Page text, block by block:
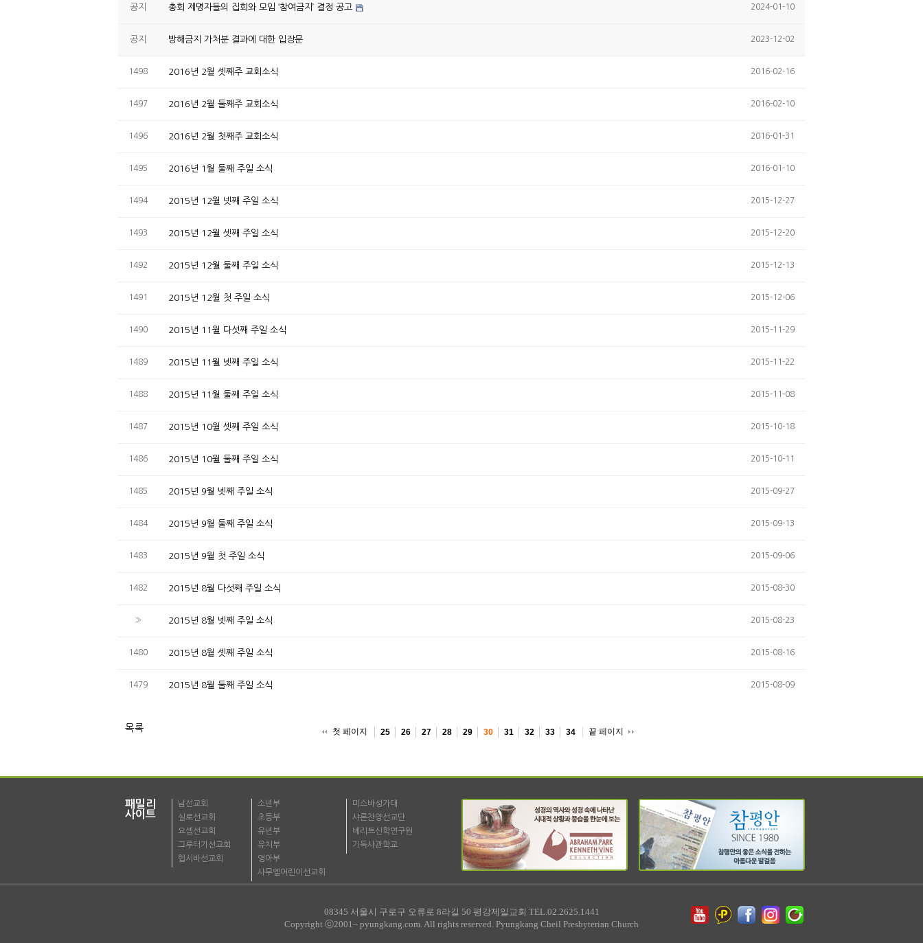
공지 총회 제명자들의 집회와 모임 ‘참여금지’ 결정 공고 2024-01-10
공지 방해금지 가처분 결과에 대한 입장문 2023-12-02
1498 2016년 2월 셋째주 교회소식 2016-02-16
1497 2016년 2월 둘째주 교회소식 2016-02-10
1496 2016년 2월 첫째주 교회소식 2016-01-31
1495 2016년 1월 둘째 주일 소식 2016-01-10
1494 2015년 12월 넷째 주일 소식 2015-12-27
1493 2015년 12월 셋째 주일 소식 2015-12-20
1492 2015년 12월 둘째 주일 소식 2015-12-13
1491 2015년 12월 첫 주일 소식 2015-12-06
1490 2015년 11월 다섯째 주일 소식 2015-11-29
1489 2015년 11월 넷째 주일 소식 2015-11-22
1488 2015년 11월 둘째 주일 소식 2015-11-08
1487 2015년 10월 셋째 주일 소식 2015-10-18
1486 2015년 10월 둘째 주일 소식 2015-10-11
1485 2015년 9월 넷째 주일 소식 2015-09-27
1484 2015년 9월 둘째 주일 소식 2015-09-13
1483 2015년 9월 첫 주일 소식 2015-09-06
1482 2015년 8월 다섯째 주일 소식 2015-08-30
» 2015년 8월 넷째 주일 소식 2015-08-23
1480 2015년 8월 셋째 주일 소식 2015-08-16
1479 2015년 8월 둘째 주일 소식 2015-08-09
목록 첫 페이지 25 26 27 28 29 30 31 32 33 34 끝 페이지
패밀리
사이트
남선교회
실로선교회
요셉선교회
그루터기선교회
헵시바선교회
소년부
초등부
유년부
유치부
영아부
사무엘어린이선교회
미스바성가대
샤론찬양선교단
베리트신학연구원
기독사관학교
08345 서울시 구로구 오류로 8라길 50 평강제일교회 TEL.02.2625.1441
Copyright ⓒ2001~ pyungkang.com. All rights reserved. Pyungkang Cheil Presbyterian Church